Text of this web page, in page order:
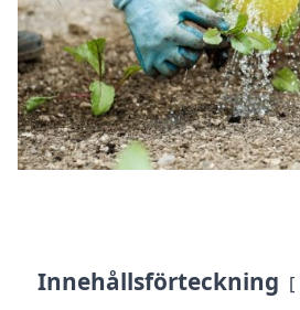
Innehållsförteckning